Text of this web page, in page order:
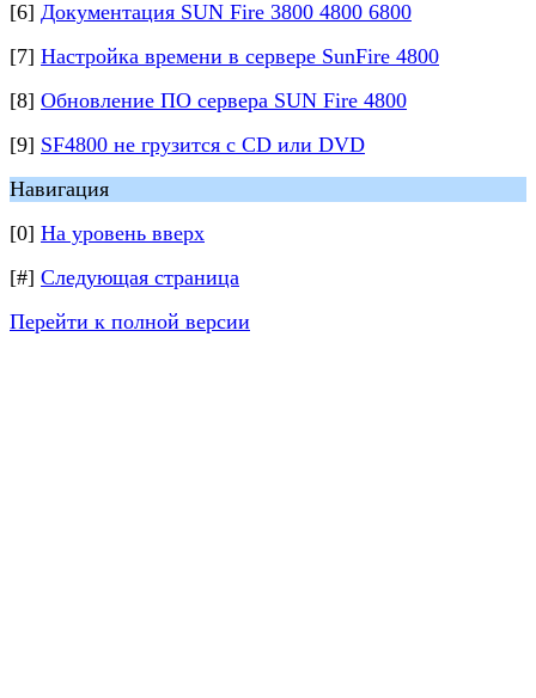
[6] Документация SUN Fire 3800 4800 6800
[7] Настройка времени в сервере SunFire 4800
[8] Обновление ПО сервера SUN Fire 4800
[9] SF4800 не грузится с CD или DVD
Навигация
[0] На уровень вверх
[#] Следующая страница
Перейти к полной версии